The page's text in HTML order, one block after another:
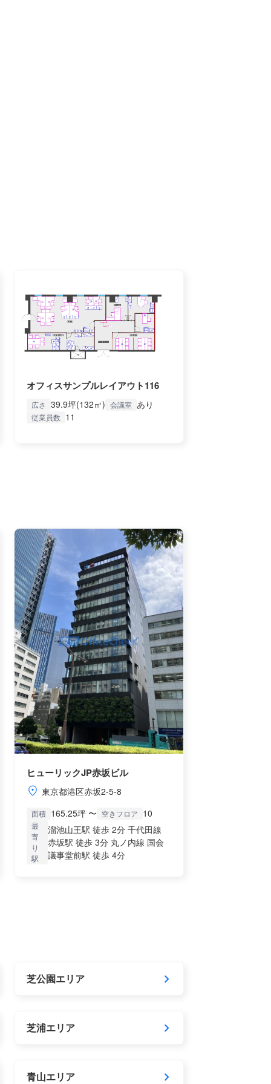
オフィスサンプルレイアウト116
広さ 39.9坪(132㎡) 会議室 あり
従業員数 11
ヒューリックJP赤坂ビル
東京都港区赤坂2-5-8
面積 165.25坪 〜 空きフロア 10
最
寄
り
駅
溜池山王駅 徒歩 2分 千代田線
赤坂駅 徒歩 3分 丸ノ内線 国会
議事堂前駅 徒歩 4分
芝公園エリア
芝浦エリア
青山エリア